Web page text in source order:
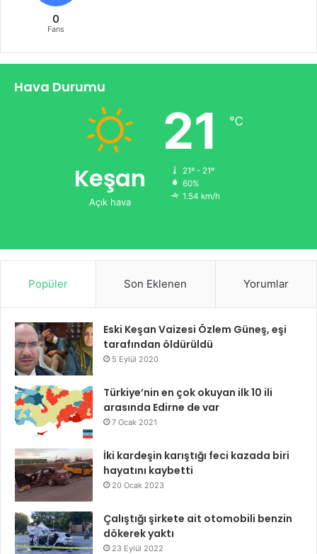
0
Fans
Hava Durumu
Keşan
Açık hava
21 ℃
21º - 21º
60%
1.54 km/h
Popüler Son Eklenen Yorumlar
Eski Keşan Vaizesi Özlem Güneş, eşi
tarafından öldürüldü
5 Eylül 2020
Türkiye’nin en çok okuyan ilk 10 ili
arasında Edirne de var
7 Ocak 2021
İki kardeşin karıştığı feci kazada biri
hayatını kaybetti
20 Ocak 2023
Çalıştığı şirkete ait otomobili benzin
dökerek yaktı
23 Eylül 2022